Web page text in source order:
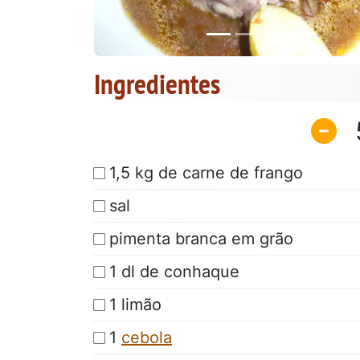
Ingredientes
1,5 kg de carne de frango
sal
pimenta branca em grão
1 dl de conhaque
1 limão
1 cebola